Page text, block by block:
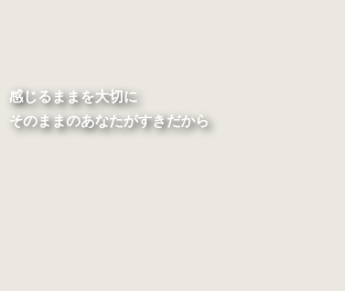
感じるままを大切に
そのままのあなたがすきだから